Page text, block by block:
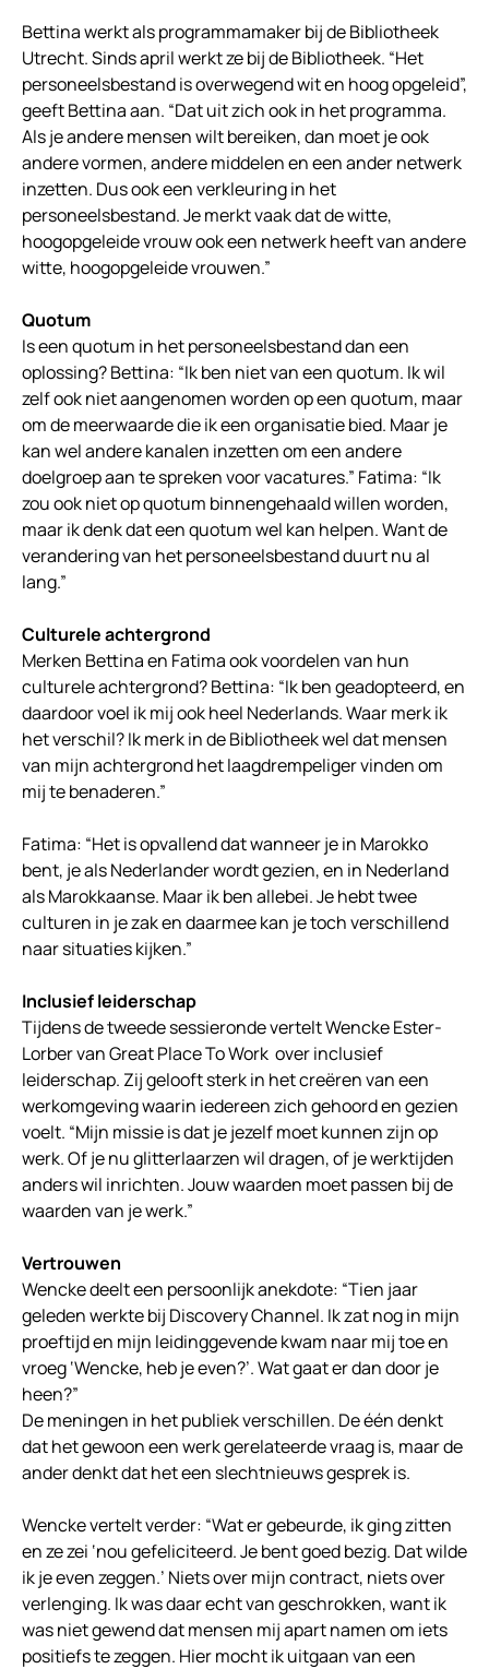
Bettina werkt als programmamaker bij de Bibliotheek
Utrecht. Sinds april werkt ze bij de Bibliotheek. “Het
personeelsbestand is overwegend wit en hoog opgeleid”,
geeft Bettina aan. “Dat uit zich ook in het programma.
Als je andere mensen wilt bereiken, dan moet je ook
andere vormen, andere middelen en een ander netwerk
inzetten. Dus ook een verkleuring in het
personeelsbestand. Je merkt vaak dat de witte,
hoogopgeleide vrouw ook een netwerk heeft van andere
witte, hoogopgeleide vrouwen.”
Quotum
Is een quotum in het personeelsbestand dan een
oplossing? Bettina: “Ik ben niet van een quotum. Ik wil
zelf ook niet aangenomen worden op een quotum, maar
om de meerwaarde die ik een organisatie bied. Maar je
kan wel andere kanalen inzetten om een andere
doelgroep aan te spreken voor vacatures.” Fatima: “Ik
zou ook niet op quotum binnengehaald willen worden,
maar ik denk dat een quotum wel kan helpen. Want de
verandering van het personeelsbestand duurt nu al
lang.”
Culturele achtergrond
Merken Bettina en Fatima ook voordelen van hun
culturele achtergrond? Bettina: “Ik ben geadopteerd, en
daardoor voel ik mij ook heel Nederlands. Waar merk ik
het verschil? Ik merk in de Bibliotheek wel dat mensen
van mijn achtergrond het laagdrempeliger vinden om
mij te benaderen.”
Fatima: “Het is opvallend dat wanneer je in Marokko
bent, je als Nederlander wordt gezien, en in Nederland
als Marokkaanse. Maar ik ben allebei. Je hebt twee
culturen in je zak en daarmee kan je toch verschillend
naar situaties kijken.”
Inclusief leiderschap
Tijdens de tweede sessieronde vertelt Wencke Ester-
Lorber van Great Place To Work over inclusief
leiderschap. Zij gelooft sterk in het creëren van een
werkomgeving waarin iedereen zich gehoord en gezien
voelt. “Mijn missie is dat je jezelf moet kunnen zijn op
werk. Of je nu glitterlaarzen wil dragen, of je werktijden
anders wil inrichten. Jouw waarden moet passen bij de
waarden van je werk.”
Vertrouwen
Wencke deelt een persoonlijk anekdote: “Tien jaar
geleden werkte bij Discovery Channel. Ik zat nog in mijn
proeftijd en mijn leidinggevende kwam naar mij toe en
vroeg ‘Wencke, heb je even?’. Wat gaat er dan door je
heen?”
De meningen in het publiek verschillen. De één denkt
dat het gewoon een werk gerelateerde vraag is, maar de
ander denkt dat het een slechtnieuws gesprek is.
Wencke vertelt verder: “Wat er gebeurde, ik ging zitten
en ze zei ‘nou gefeliciteerd. Je bent goed bezig. Dat wilde
ik je even zeggen.’ Niets over mijn contract, niets over
verlenging. Ik was daar echt van geschrokken, want ik
was niet gewend dat mensen mij apart namen om iets
positiefs te zeggen. Hier mocht ik uitgaan van een